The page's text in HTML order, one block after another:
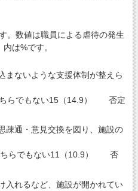
。数値は職員による虐待の発生
は%です。
まないような支援体制が整えら
らでもない15（14.9） 否定
疎通・意見交換を図り、施設の
らでもない11（10.9） 否
入れるなど、施設が開かれてい